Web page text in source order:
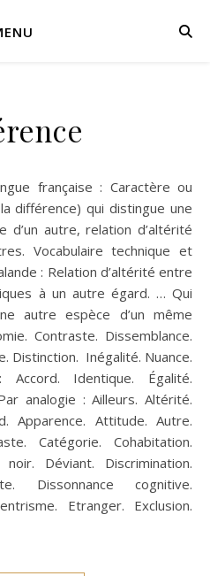
différence) qui distingue une
d’un autre, relation d’altérité
Vocabulaire technique et
: Relation d’altérité entre
à un autre égard. … Qui
autre espèce d’un même
Contraste. Dissemblance.
Distinction. Inégalité. Nuance.
Accord. Identique. Égalité.
analogie : Ailleurs. Altérité.
Apparence. Attitude. Autre.
Catégorie. Cohabitation.
noir. Déviant. Discrimination.
Dissonnance cognitive.
Etranger. Exclusion.